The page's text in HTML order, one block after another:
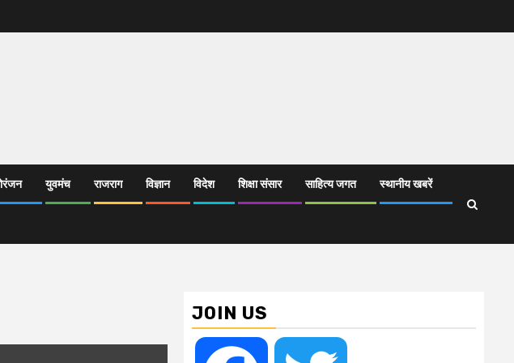
युवमंच राजराग विज्ञान विदेश शिक्षा संसार साहित्य जगत स्थानीय खबरें
JOIN US